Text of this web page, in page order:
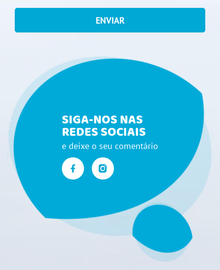
ENVIAR
SIGA-NOS NAS
REDES SOCIAIS
e deixe o seu comentário